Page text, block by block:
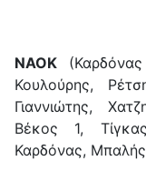
ΝΑΟΚ
Κουλούρης,
Γιαννιώτης,
Βέκος 1,
Καρδόνας, Μπαλής